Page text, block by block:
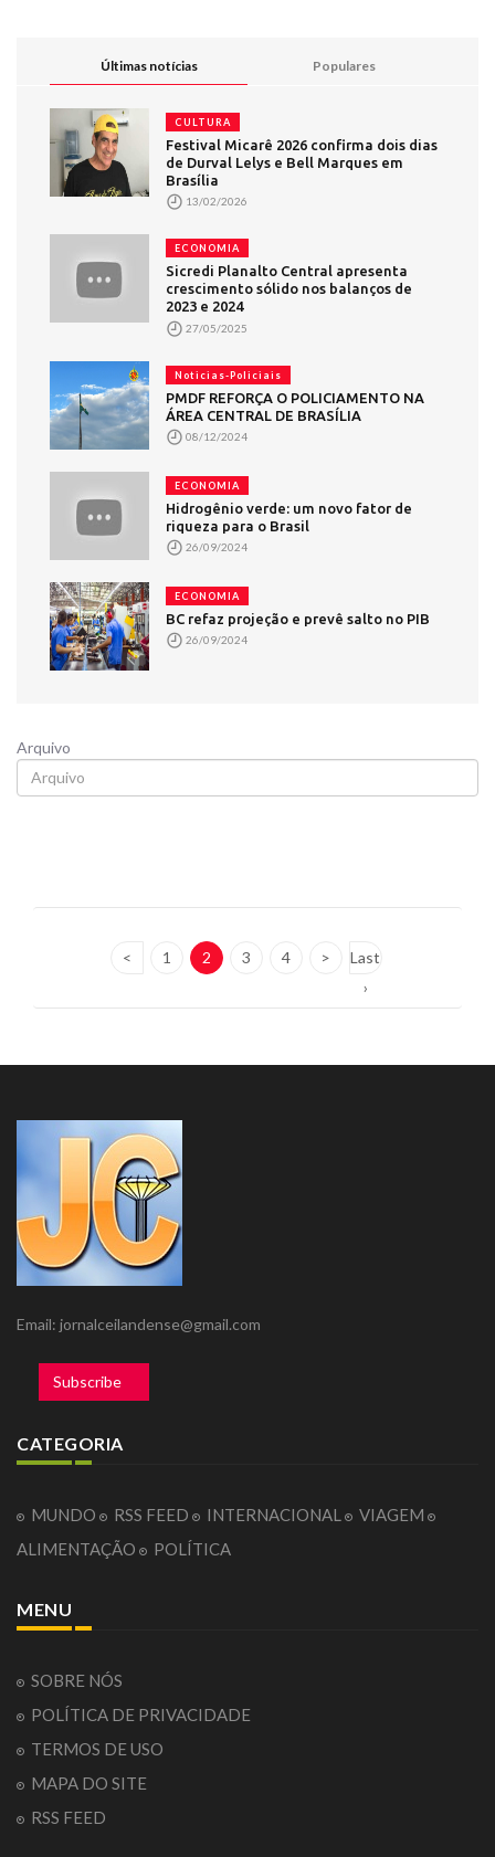
Últimas notícias Populares
CULTURA
Festival Micarê 2026 confirma dois dias
de Durval Lelys e Bell Marques em
Brasília
13/02/2026
ECONOMIA
Sicredi Planalto Central apresenta
crescimento sólido nos balanços de
2023 e 2024
27/05/2025
Noticias-Policiais
PMDF REFORÇA O POLICIAMENTO NA
ÁREA CENTRAL DE BRASÍLIA
08/12/2024
ECONOMIA
Hidrogênio verde: um novo fator de
riqueza para o Brasil
26/09/2024
ECONOMIA
BC refaz projeção e prevê salto no PIB
26/09/2024
Arquivo
< 1 2 3 4 >
Last
›
Email: jornalceilandense@gmail.com
Subscribe
CATEGORIA
MUNDO RSS FEED INTERNACIONAL
VIAGEM
ALIMENTAÇÃO
POLÍTICA
MENU
SOBRE NÓS
POLÍTICA DE PRIVACIDADE
TERMOS DE USO
MAPA DO SITE
RSS FEED